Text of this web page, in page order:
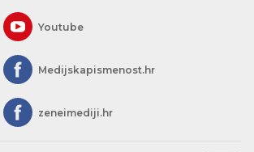
Youtube
Medijskapismenost.hr
zeneimediji.hr